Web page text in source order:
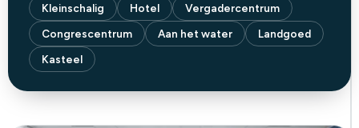
Kleinschalig
Hotel
Vergadercentrum
Congrescentrum
Aan het water
Landgoed
Kasteel